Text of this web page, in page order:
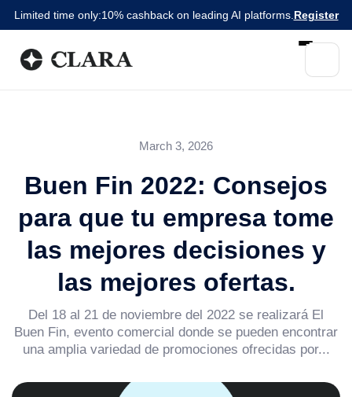
Limited time only:10% cashback on leading AI platforms. Register
March 3, 2026
Buen Fin 2022: Consejos
para que tu empresa tome
las mejores decisiones y
las mejores ofertas.
Del 18 al 21 de noviembre del 2022 se realizará El
Buen Fin, evento comercial donde se pueden encontrar
una amplia variedad de promociones ofrecidas por...